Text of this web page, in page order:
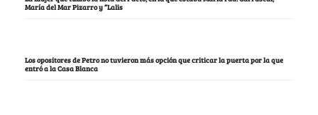
María del Mar Pizarro y “Lalis
Los opositores de Petro no tuvieron más opción que criticar la puerta por la que
entró a la Casa Blanca